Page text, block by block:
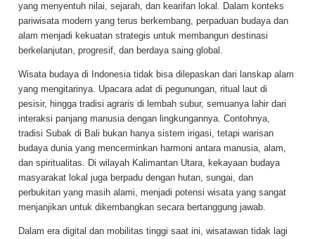
yang menyentuh nilai, sejarah, dan kearifan lokal. Dalam konteks
pariwisata modern yang terus berkembang, perpaduan budaya dan
alam menjadi kekuatan strategis untuk membangun destinasi
berkelanjutan, progresif, dan berdaya saing global.
Wisata budaya di Indonesia tidak bisa dilepaskan dari lanskap alam
yang mengitarinya. Upacara adat di pegunungan, ritual laut di
pesisir, hingga tradisi agraris di lembah subur, semuanya lahir dari
interaksi panjang manusia dengan lingkungannya. Contohnya,
tradisi Subak di Bali bukan hanya sistem irigasi, tetapi warisan
budaya dunia yang mencerminkan harmoni antara manusia, alam,
dan spiritualitas. Di wilayah Kalimantan Utara, kekayaan budaya
masyarakat lokal juga berpadu dengan hutan, sungai, dan
perbukitan yang masih alami, menjadi potensi wisata yang sangat
menjanjikan untuk dikembangkan secara bertanggung jawab.
Dalam era digital dan mobilitas tinggi saat ini, wisatawan tidak lagi